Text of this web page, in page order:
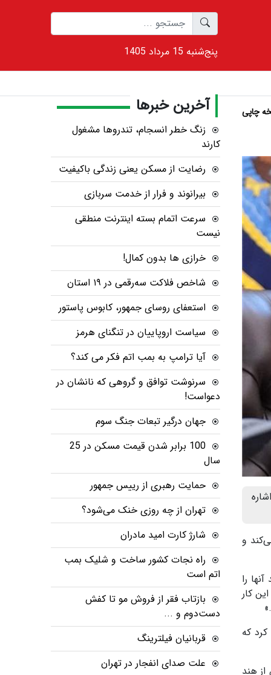
1405 پنج‌شنبه 15 مرداد
چاپی
و
را
کار
که
هند
آخرین خبرها
زنگ خطر انسجام، تندروها مشغول
کارند
رضایت از مسکن یعنی زندگی باکیفیت
بیرانوند و فرار از خدمت سربازی
سرعت اتمام بسته‌ اینترنت منطقی
نیست
خرازی ها بدون کمال!
شاخص فلاکت سه‌رقمی در ۱۹ استان
استعفای روسای جمهور، کابوس پاستور
سیاست اروپاییان در تنگنای هرمز
آیا ترامپ به بمب اتم فکر می کند؟
سرنوشت توافق و گروهی که نانشان در
دعواست!
جهان درگیر تبعات جنگ سوم
100 برابر شدن قیمت مسکن در 25
سال
حمایت رهبری از رییس جمهور
تهران از چه روزی خنک می‌شود؟
شارژ کارت امید مادران
راه نجات کشور ساخت و شلیک بمب
اتم است
بازتاب فقر از فروش مو تا کفش
دست‌دوم و ...
قربانیان فیلترینگ
علت صدای انفجار در تهران